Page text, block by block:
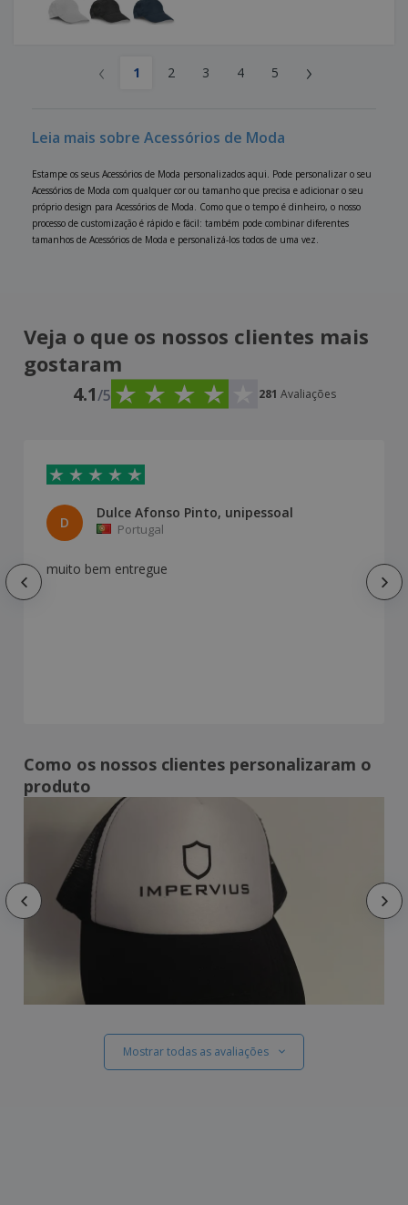
‹ 1 2 3 4 5 ›
Leia mais sobre Acessórios de Moda
Estampe os seus Acessórios de Moda personalizados aqui. Pode personalizar o seu
Acessórios de Moda com qualquer cor ou tamanho que precisa e adicionar o seu
próprio design para Acessórios de Moda. Como que o tempo é dinheiro, o nosso
processo de customização é rápido e fácil: também pode combinar diferentes
tamanhos de Acessórios de Moda e personalizá-los todos de uma vez.
Veja o que os nossos clientes mais
gostaram
4.1/5 281 Avaliações
D
Dulce Afonso Pinto, unipessoal
Portugal
muito bem entregue
Como os nossos clientes personalizaram o
produto
Mostrar todas as avaliações